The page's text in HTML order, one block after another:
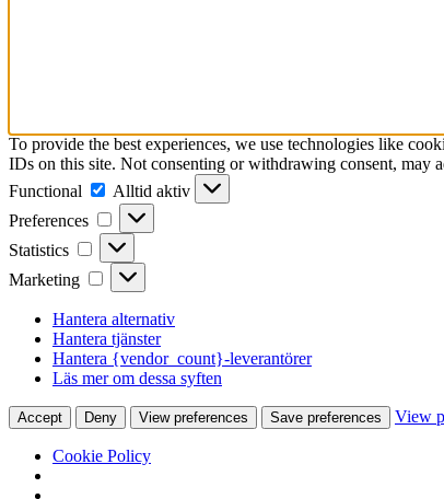
To provide the best experiences, we use technologies like
IDs on this site. Not consenting or withdrawing consent, may
Functional
Functional
Alltid aktiv
Preferences
Preferences
Statistics Statistics
Marketing Marketing
Hantera alternativ
Hantera tjänster
Hantera {vendor_count}-leverantörer
Läs mer om dessa syften
Accept Deny View preferences Save preferences View
Cookie Policy